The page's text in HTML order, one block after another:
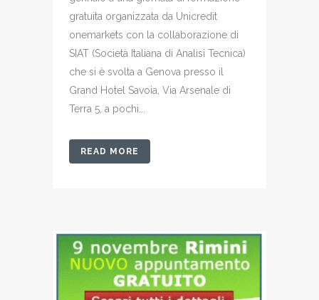
gratuita organizzata da Unicredit
onemarkets con la collaborazione di
SIAT (Società Italiana di Analisi Tecnica)
che si è svolta a Genova presso il
Grand Hotel Savoia, Via Arsenale di
Terra 5, a pochi...
READ MORE